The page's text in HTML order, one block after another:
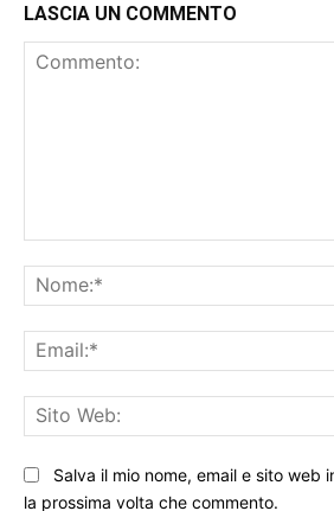
LASCIA UN COMMENTO
Salva il mio nome, email e sito web
la prossima volta che commento.